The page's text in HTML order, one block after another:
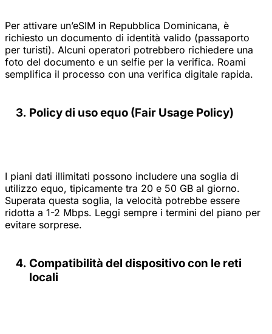
Per attivare un’eSIM in Repubblica Dominicana, è
richiesto un documento di identità valido (passaporto
per turisti). Alcuni operatori potrebbero richiedere una
foto del documento e un selfie per la verifica. Roami
semplifica il processo con una verifica digitale rapida.
Policy di uso equo (Fair Usage Policy)
I piani dati illimitati possono includere una soglia di
utilizzo equo, tipicamente tra 20 e 50 GB al giorno.
Superata questa soglia, la velocità potrebbe essere
ridotta a 1-2 Mbps. Leggi sempre i termini del piano per
evitare sorprese.
Compatibilità del dispositivo con le reti
locali